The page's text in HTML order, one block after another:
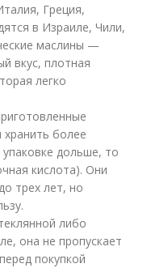
Греция,
в Израиле, Чили,
маслины —
вкус, плотная
легко
более
упаковке дольше, то
кислота). Они
трех лет, но
либо
она не пропускает
покупкой